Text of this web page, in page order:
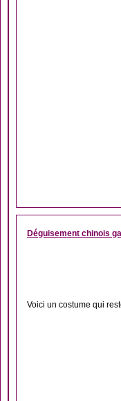
Déguisement chinois
Voici un costume qui